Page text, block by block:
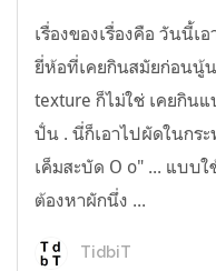
เรื่องของเรื่องคือ วันนี้เ
ยี่ห้อที่เคยกินสมัยก่อนนู้
texture ก็ไม่ใช่ เคยกิน
ปั่น . นี่ก็เอาไปผัดในกร
เค็มสะบัด O o" ... แบบ
ต้องหาผักนึ่ง ...
TidbiT